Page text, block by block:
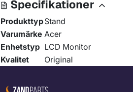
Specifikationer
ProdukttypStand
Varumärke Acer
Enhetstyp LCD Monitor
Kvalitet
Original